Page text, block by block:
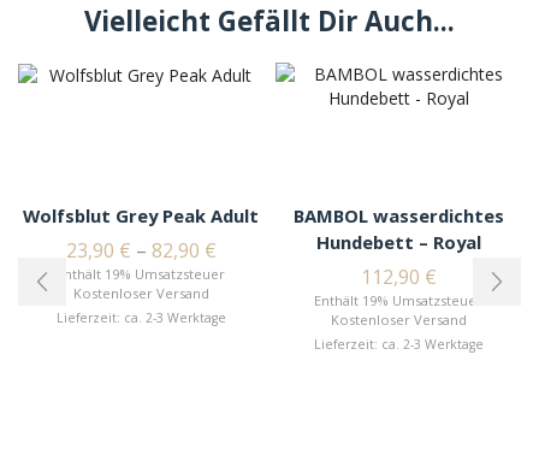
Vielleicht Gefällt Dir Auch...
Wolfsblut Grey Peak Adult
23,90 € – 82,90 €
Enthält 19% Umsatzsteuer
Kostenloser Versand
Lieferzeit: ca. 2-3 Werktage
BAMBOL wasserdichtes
Hundebett – Royal
112,90 €
Enthält 19% Umsatzsteuer
Kostenloser Versand
Lieferzeit: ca. 2-3 Werktage